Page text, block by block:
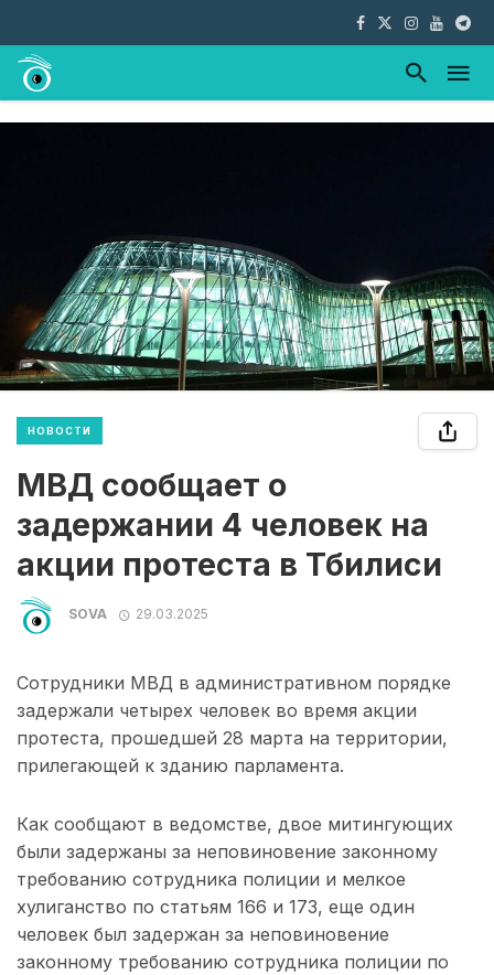
НОВОСТИ
МВД сообщает о
задержании 4 человек на
акции протеста в Тбилиси
SOVA 29.03.2025
Сотрудники МВД в административном порядке
задержали четырех человек во время акции
протеста, прошедшей 28 марта на территории,
прилегающей к зданию парламента.
Как сообщают в ведомстве, двое митингующих
были задержаны за неповиновение законному
требованию сотрудника полиции и мелкое
хулиганство по статьям 166 и 173, еще один
человек был задержан за неповиновение
законному требованию сотрудника полиции по